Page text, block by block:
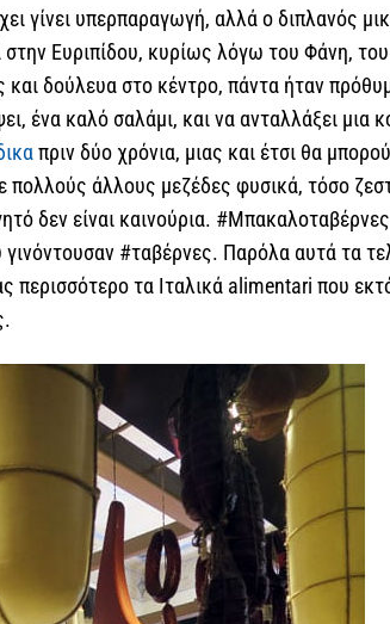
γίνει υπερπαραγωγή, αλλά ο διπλανός
Ευριπίδου, κυρίως λόγω του Φάνη,
και δούλευα στο κέντρο, πάντα ήταν
ένα καλό σαλάμι, και να ανταλλάξει μια
πριν δύο χρόνια, μιας και έτσι θα
πολλούς άλλους μεζέδες φυσικά, τόσο
δεν είναι καινούρια.
#ταβέρνες. Παρόλα αυτά τα
περισσότερο τα Ιταλικά alimentari που